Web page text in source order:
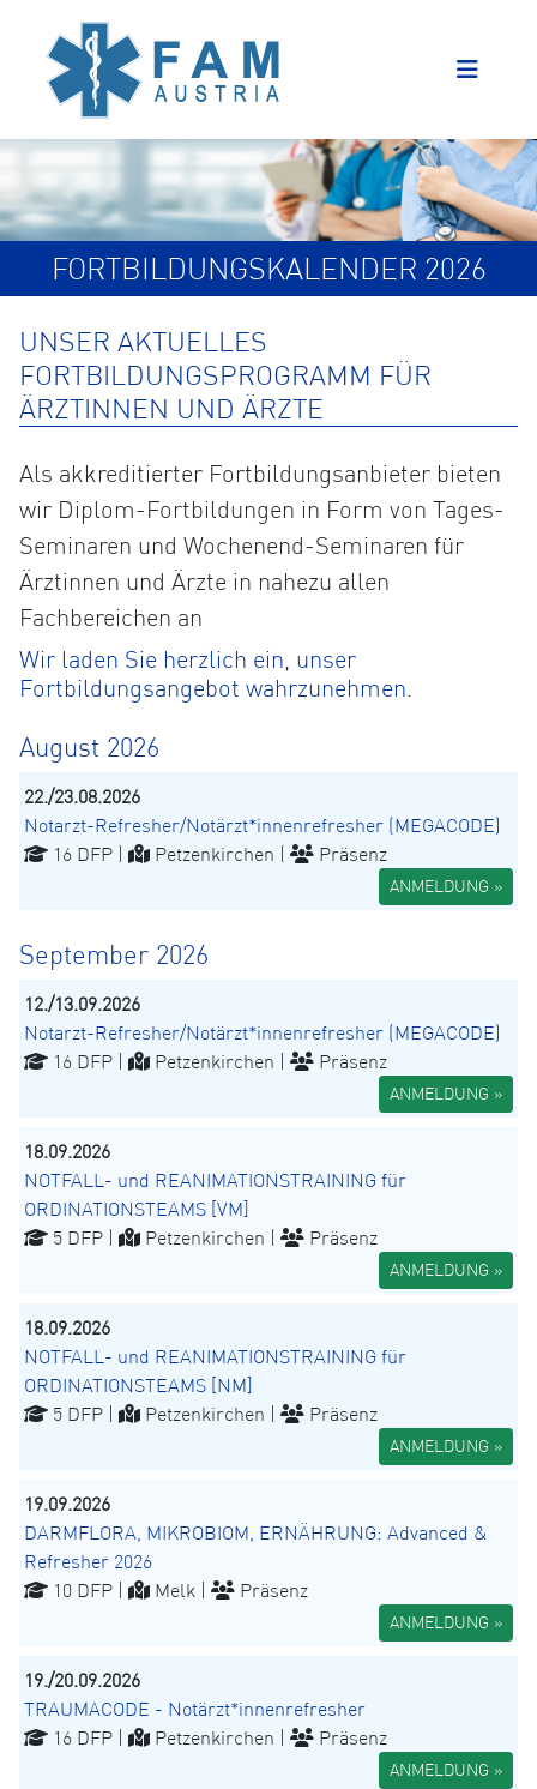
FORTBILDUNGSKALENDER 2026
UNSER AKTUELLES
FORTBILDUNGSPROGRAMM FÜR
ÄRZTINNEN UND ÄRZTE
Als akkreditierter Fortbildungsanbieter bieten
wir Diplom-Fortbildungen in Form von Tages-
Seminaren und Wochenend-Seminaren für
Ärztinnen und Ärzte in nahezu allen
Fachbereichen an
Wir laden Sie herzlich ein, unser
Fortbildungsangebot wahrzunehmen.
August 2026
22./23.08.2026
Notarzt-Refresher/Notärzt*innenrefresher (MEGACODE)
16 DFP |
Petzenkirchen | Präsenz
ANMELDUNG »
September 2026
12./13.09.2026
Notarzt-Refresher/Notärzt*innenrefresher (MEGACODE)
16 DFP |
Petzenkirchen | Präsenz
ANMELDUNG »
18.09.2026
NOTFALL- und REANIMATIONSTRAINING für
ORDINATIONSTEAMS [VM]
5 DFP |
Petzenkirchen | Präsenz
ANMELDUNG »
18.09.2026
NOTFALL- und REANIMATIONSTRAINING für
ORDINATIONSTEAMS [NM]
5 DFP |
Petzenkirchen | Präsenz
ANMELDUNG »
19.09.2026
DARMFLORA, MIKROBIOM, ERNÄHRUNG: Advanced &
Refresher 2026
10 DFP |
Melk | Präsenz
ANMELDUNG »
19./20.09.2026
TRAUMACODE - Notärzt*innenrefresher
16 DFP |
Petzenkirchen | Präsenz
ANMELDUNG »